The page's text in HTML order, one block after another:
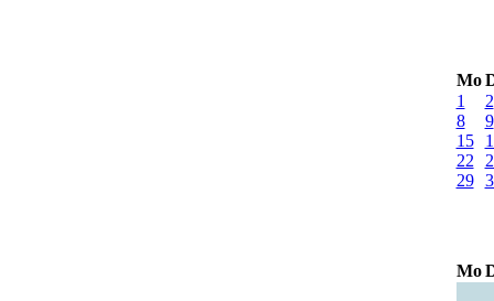
Mo
1
2
8
9
15
22
29
Mo